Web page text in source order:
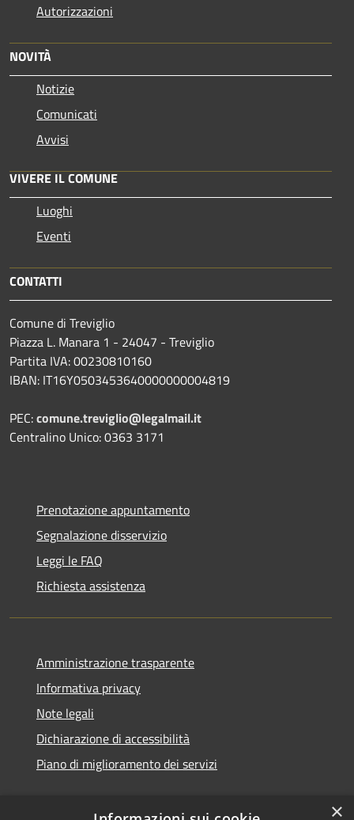
Autorizzazioni
NOVITÀ
Notizie
Comunicati
Avvisi
VIVERE IL COMUNE
Luoghi
Eventi
CONTATTI
Comune di Treviglio
Piazza L. Manara 1 - 24047 - Treviglio
Partita IVA: 00230810160
IBAN: IT16Y0503453640000000004819
PEC:comune.treviglio@legalmail.it
Centralino Unico: 0363 3171
Prenotazione appuntamento
Segnalazione disservizio
Leggi le FAQ
Richiesta assistenza
Amministrazione trasparente
Informativa privacy
Note legali
Dichiarazione di accessibilità
Piano di miglioramento dei servizi
×